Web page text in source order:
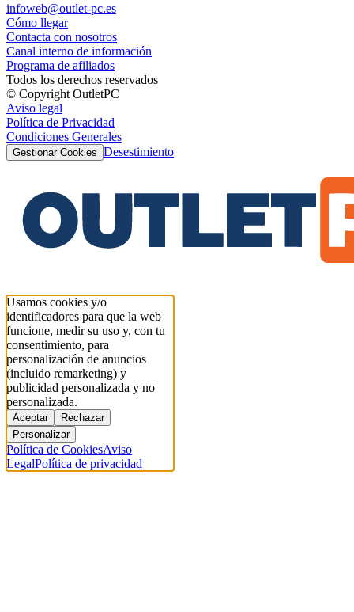
infoweb@outlet-pc.es
Cómo llegar
Contacta con nosotros
Canal interno de información
Programa de afiliados
Todos los derechos reservados
© Copyright OutletPC
Aviso legal
Política de Privacidad
Condiciones Generales
Gestionar Cookies Desestimiento
Usamos cookies y/o
identificadores para que la web
funcione, medir su uso y, con tu
consentimiento, para
personalización de anuncios
(incluido remarketing) y
publicidad personalizada y no
personalizada.
Aceptar
Rechazar
Personalizar
Política de CookiesAviso
LegalPolítica de privacidad